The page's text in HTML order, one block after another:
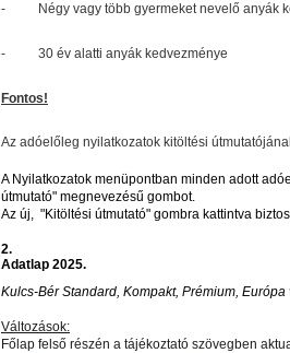
- Négy vagy több gyermeket nevelő anyák
- 30 év alatti anyák kedvezménye
Fontos!
Az adóelőleg nyilatkozatok kitöltési
A Nyilatkozatok menüpontban minden adott
útmutató" megnevezésű gombot.
Az új, "Kitöltési útmutató" gombra kattintva
2.
Adatlap 2025.
Kulcs-Bér Standard, Kompakt, Prémium,
Változások:
Főlap felső részén a tájékoztató szövegben